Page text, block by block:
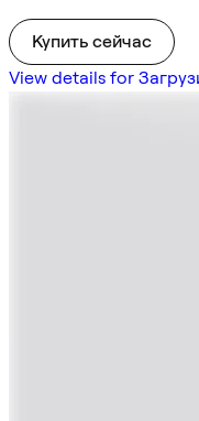
Купить сейчас
View details for